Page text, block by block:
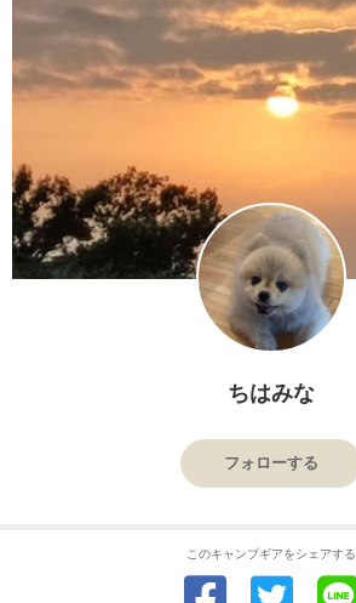
ちはみな
フォローする
このキャンプギアをシェアする